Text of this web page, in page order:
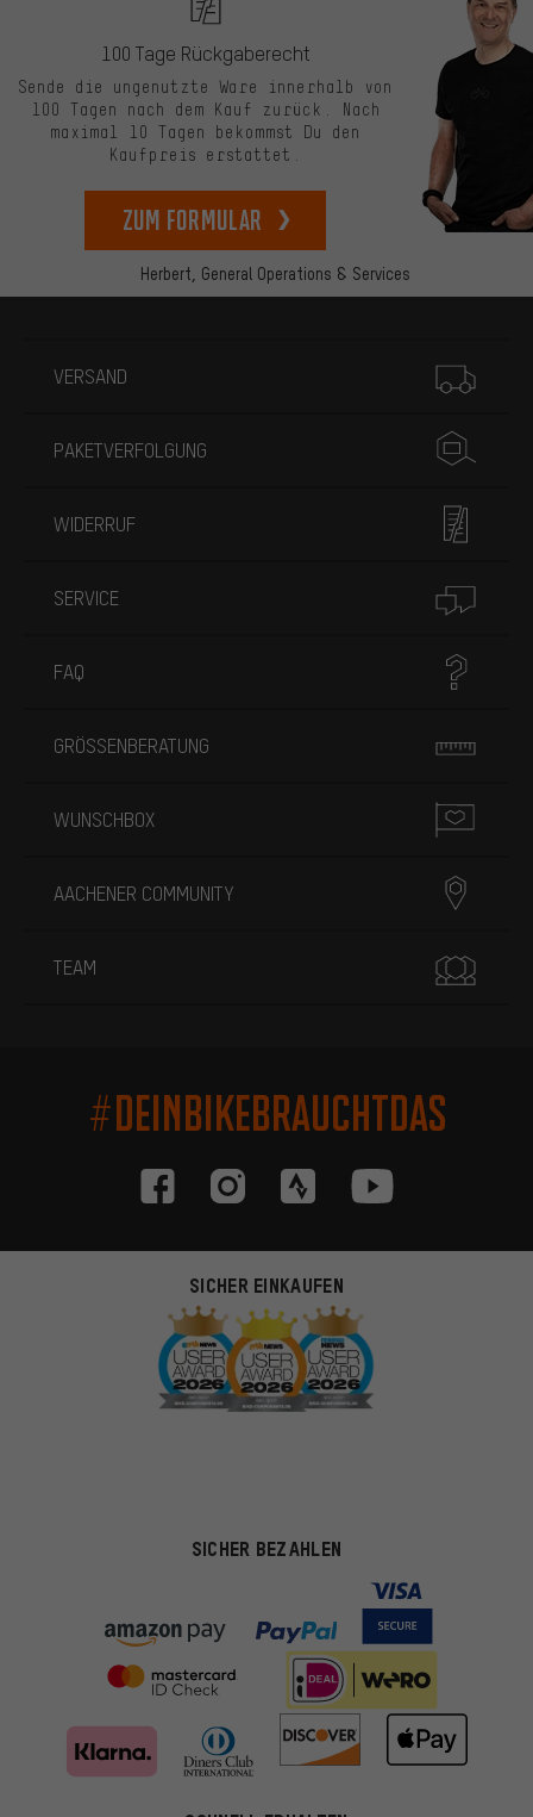
Herbert, General Operations & Services
100 Tage Rückgaberecht
Sende die ungenutzte Ware innerhalb von
100 Tagen nach dem Kauf zurück. Nach
maximal 10 Tagen bekommst Du den
Kaufpreis erstattet.
zum Formular
VERSAND
PAKETVERFOLGUNG
WIDERRUF
SERVICE
FAQ
GRÖSSENBERATUNG
WUNSCHBOX
AACHENER COMMUNITY
TEAM
#DEINBIKEBRAUCHTDAS
SICHER EINKAUFEN
SICHER BEZAHLEN